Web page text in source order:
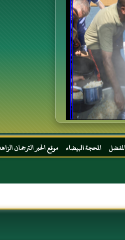
موقع الحبر الترجمان الزاهد الورع عبد الله